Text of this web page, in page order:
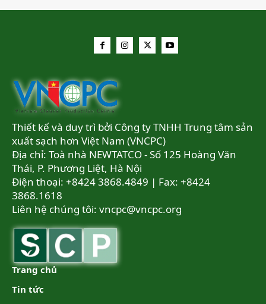
Thiết kế và duy trì bởi Công ty TNHH Trung tâm sản
xuất sạch hơn Việt Nam (VNCPC)
Địa chỉ: Toà nhà NEWTATCO - Số 125 Hoàng Văn
Thái, P. Phương Liệt, Hà Nội
Điện thoại: +8424 3868.4849 | Fax: +8424
3868.1618
Liên hệ chúng tôi: vncpc@vncpc.org
Trang chủ
Tin tức